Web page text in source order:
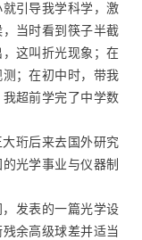
引导我学科学，激
当时看到筷子半截
这叫折光现象；在
；在初中时，带我
超前学完了中学数
珩后来去国外研究
光学事业与仪器制
发表的一篇光学设
余高级球差并适当